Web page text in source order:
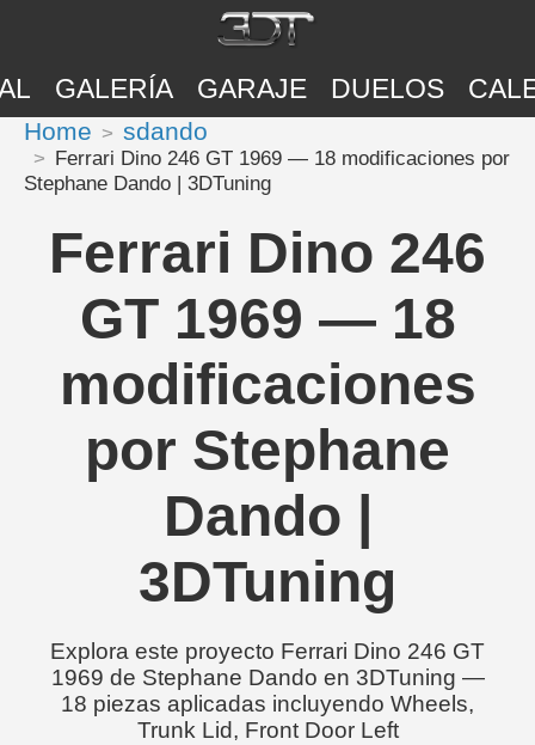
GALERÍA GARAJE DUELOS
Home sdando
Ferrari Dino 246 GT 1969 — 18 modificaciones por
Stephane Dando | 3DTuning
Ferrari Dino 246
GT 1969 — 18
modificaciones
por Stephane
Dando |
3DTuning
Explora este proyecto Ferrari Dino 246 GT
1969 de Stephane Dando en 3DTuning —
18 piezas aplicadas incluyendo Wheels,
Trunk Lid, Front Door Left